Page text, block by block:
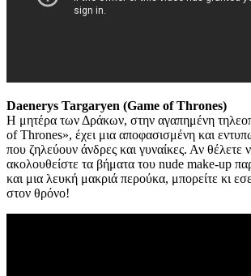
Daenerys Targaryen (Game of Thrones)
Η μητέρα των Δράκων, στην αγαπημένη
of Thrones», έχει μια αποφασισμένη και
που ζηλεύουν άνδρες και γυναίκες. Αν θέλετε
ακολουθείστε τα βήματα του nude make-up
και μια λευκή μακριά περούκα, μπορείτε κι
στον θρόνο!